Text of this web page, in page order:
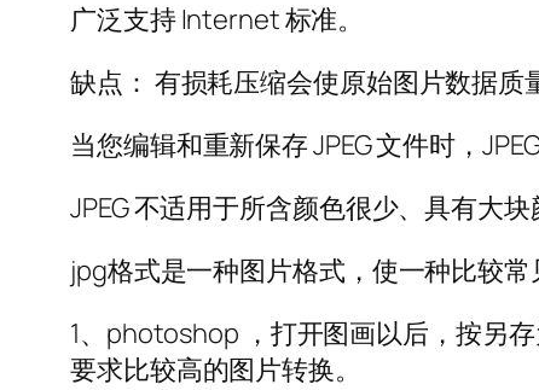
广泛支持 Internet 标准。
缺点： 有损耗压缩会使原始图片数据质
当您编辑和重新保存 JPEG 文件时，
JPEG 不适用于所含颜色很少、具有大
jpg格式是一种图片格式，使一种比较
1、photoshop ，打开图画以后，按另
要求比较高的图片转换。